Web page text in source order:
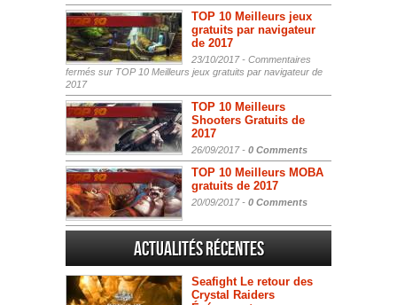
TOP 10 Meilleurs jeux
gratuits par navigateur
de 2017
23/10/2017 - Commentaires
fermés sur TOP 10 Meilleurs jeux gratuits par navigateur de
2017
TOP 10 Meilleurs
Shooters Gratuits de
2017
26/09/2017 - 0 Comments
TOP 10 Meilleurs MOBA
gratuits de 2017
20/09/2017 - 0 Comments
Actualités Récentes
Seafight Le retour des
Crystal Raiders